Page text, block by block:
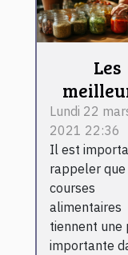
Les
astuces
réaliser
sur ses
courses
Lundi 22
2021 22:36
Il est
rappeler que
courses
alimentaires
tiennent une
importante